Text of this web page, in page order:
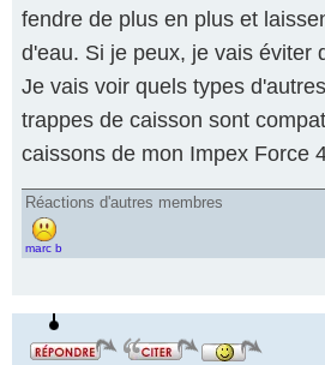
fendre de plus en plus et
d'eau. Si je peux, je vais éviter
Je vais voir quels types
trappes de caisson sont
caissons de mon Impex Force
Réactions d'autres membres
marc b